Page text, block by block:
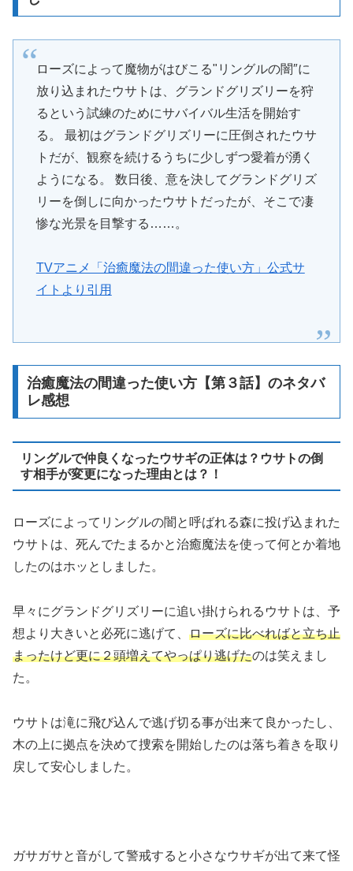
ローズによって魔物がはびこる"リングルの闇″に
放り込まれたウサトは、グランドグリズリーを狩
るという試練のためにサバイバル生活を開始す
る。 最初はグランドグリズリーに圧倒されたウサ
トだが、観察を続けるうちに少しずつ愛着が湧く
ようになる。 数日後、意を決してグランドグリズ
リーを倒しに向かったウサトだったが、そこで凄
惨な光景を目撃する……。
TVアニメ「治癒魔法の間違った使い方」公式サ
イトより引用
治癒魔法の間違った使い方【第３話】のネタバ
レ感想
リングルで仲良くなったウサギの正体は？ウサトの倒
す相手が変更になった理由とは？！
ローズによってリングルの闇と呼ばれる森に投げ込まれた
ウサトは、死んでたまるかと治癒魔法を使って何とか着地
したのはホッとしました。
早々にグランドグリズリーに追い掛けられるウサトは、予
想より大きいと必死に逃げて、 ローズに比べればと立ち止
まったけど更に２頭増えてやっぱり逃げたのは笑えまし
た。
ウサトは滝に飛び込んで逃げ切る事が出来て良かったし、
木の上に拠点を決めて捜索を開始したのは落ち着きを取り
戻して安心しました。
ガサガサと音がして警戒すると小さなウサギが出て来て怪